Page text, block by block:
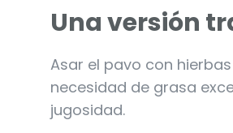
Una versión
Asar el pavo con
necesidad de grasa
jugosidad.